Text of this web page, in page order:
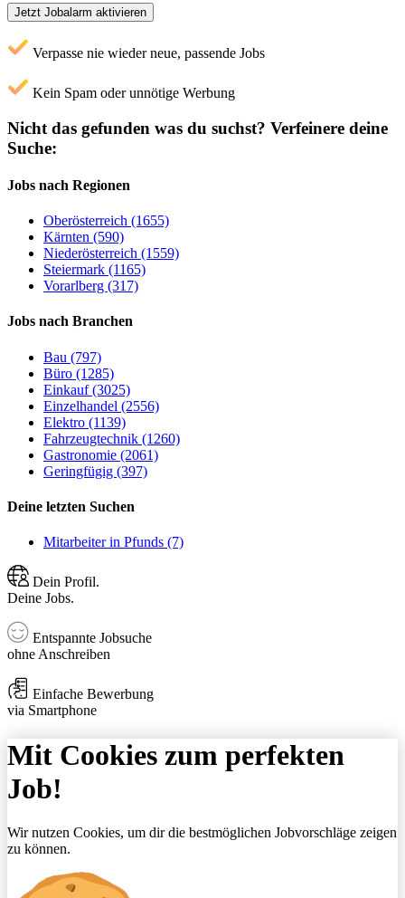
Jetzt Jobalarm aktivieren
Verpasse nie wieder neue, passende Jobs
Kein Spam oder unnötige Werbung
Nicht das gefunden was du suchst? Verfeinere deine
Suche:
Jobs nach Regionen
Oberösterreich (1655)
Kärnten (590)
Niederösterreich (1559)
Steiermark (1165)
Vorarlberg (317)
Jobs nach Branchen
Bau (797)
Büro (1285)
Einkauf (3025)
Einzelhandel (2556)
Elektro (1139)
Fahrzeugtechnik (1260)
Gastronomie (2061)
Geringfügig (397)
Deine letzten Suchen
Mitarbeiter in Pfunds (7)
Dein Profil.
Deine Jobs.
Entspannte Jobsuche
ohne Anschreiben
Einfache Bewerbung
via Smartphone
Mit Cookies zum perfekten
Job!
Wir nutzen Cookies, um dir die bestmöglichen Jobvorschläge zeigen
zu können.